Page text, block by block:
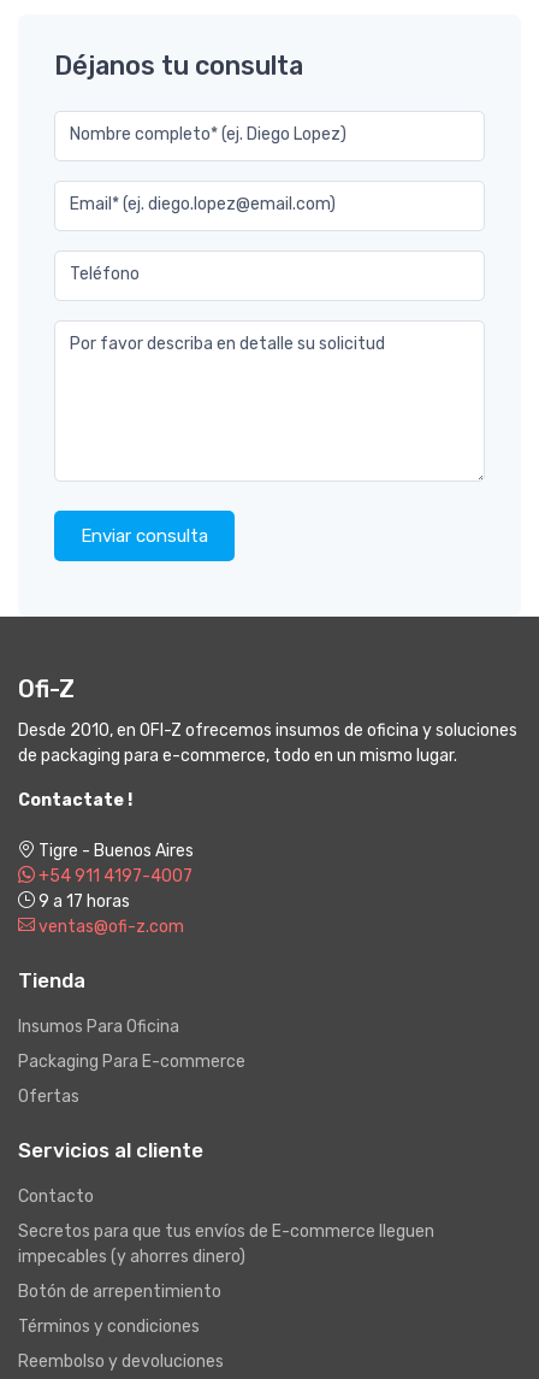
Déjanos tu consulta
Nombre completo* (ej. Diego Lopez)
Email* (ej. diego.lopez@email.com)
Teléfono
Por favor describa en detalle su solicitud
Enviar consulta
Ofi-Z
Desde 2010, en OFI-Z ofrecemos insumos de oficina y soluciones
de packaging para e-commerce, todo en un mismo lugar.
Contactate !
Tigre - Buenos Aires
+54 911 4197-4007
9 a 17 horas
ventas@ofi-z.com
Tienda
Insumos Para Oficina
Packaging Para E-commerce
Ofertas
Servicios al cliente
Contacto
Secretos para que tus envíos de E-commerce lleguen
impecables (y ahorres dinero)
Botón de arrepentimiento
Términos y condiciones
Reembolso y devoluciones